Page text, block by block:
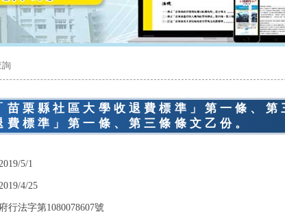
詢
苗栗縣社區大學收退費標準」第一條、
費標準」第一條、第三條條文乙份。
5/1
4/25
府行法字第1080078607號